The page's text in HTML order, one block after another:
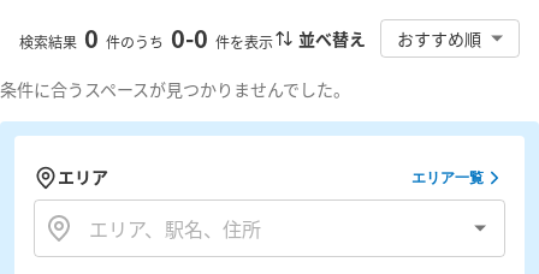
検索結果 0 件のうち 0-0 件を表示 並べ替え おすすめ順
条件に合うスペースが見つかりませんでした。
エリア エリア一覧